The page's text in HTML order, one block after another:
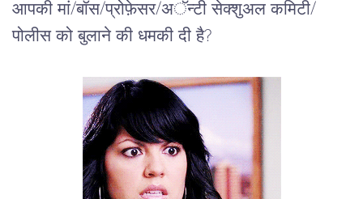
आपकी मां/बॉस/प्रोफ़ेसर/अॅन्टी सेक्शुअल कमिटी/
पोलीस को बुलाने की धमकी दी है?